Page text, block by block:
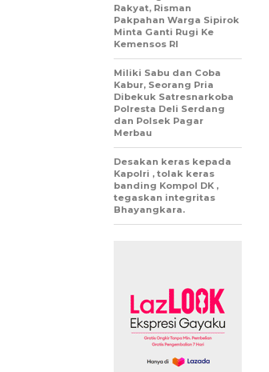
Rakyat, Risman
Pakpahan Warga Sipirok
Minta Ganti Rugi Ke
Kemensos RI
Miliki Sabu dan Coba
Kabur, Seorang Pria
Dibekuk Satresnarkoba
Polresta Deli Serdang
dan Polsek Pagar
Merbau
Desakan keras kepada
Kapolri , tolak keras
banding Kompol DK ,
tegaskan integritas
Bhayangkara.